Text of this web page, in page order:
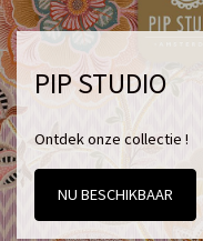
PIP STUDIO
Ontdek onze collectie !
NU BESCHIKBAAR